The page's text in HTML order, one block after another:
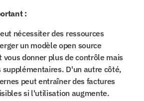
:
nécessiter des ressources
un modèle open source
donner plus de contrôle mais
D'un autre côté,
peut entraîner des factures
si l'utilisation augmente.